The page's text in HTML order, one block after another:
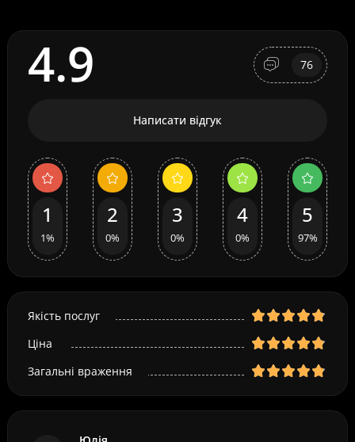
4.9 76
Написати відгук
1
1%
2
0%
3
0%
4
0%
5
97%
Якість послуг
Ціна
Загальні враження